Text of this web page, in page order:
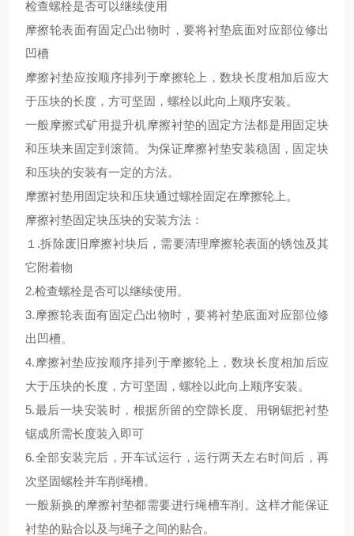
检查螺栓是否可以继续使用
摩擦轮表面有固定凸出物时，要将衬垫底面对应部位修出
凹槽
摩擦衬垫应按顺序排列于摩擦轮上，数块长度相加后应大
于压块的长度，方可坚固，螺栓以此向上顺序安装。
一般摩擦式矿用提升机摩擦衬垫的固定方法都是用固定块
和压块来固定到滚筒。 为保证摩擦衬垫安装稳固，固定块
和压块的安装有一定的方法。
摩擦衬垫用固定块和压块通过螺栓固定在摩擦轮上。
摩擦衬垫固定块压块的安装方法：
１ .拆除废旧摩擦衬块后，需要清理摩擦轮表面的锈蚀及其
它附着物
2.检查螺栓是否可以继续使用。
3.摩擦轮表面有固定凸出物时，要将衬垫底面对应部位修
出凹槽。
4.摩擦衬垫应按顺序排列于摩擦轮上，数块长度相加后应
大于压块的长度，方可坚固，螺栓以此向上顺序安装。
5.最后一块安装时，根据所留的空隙长度、用钢锯把衬垫
锯成所需长度装入即可
6.全部安装完后，开车试运行，运行两天左右时间后，再
次坚固螺栓并车削绳槽。
一般新换的摩擦衬垫都需要进行绳槽车削。这样才能保证
衬垫的贴合以及与绳子之间的贴合。